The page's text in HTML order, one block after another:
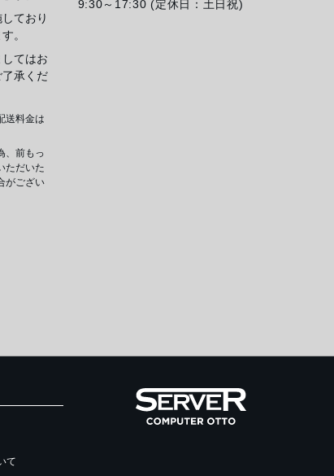
ており
。
てはお
承くだ
送料金は
、前もっ
ただいた
がござい
9:30～17:30 (定休日：土日祝)
て